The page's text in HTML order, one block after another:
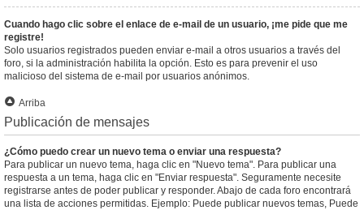
Cuando hago clic sobre el enlace de e-mail de un usuario, ¡me pide que me
registre!
Solo usuarios registrados pueden enviar e-mail a otros usuarios a través del
foro, si la administración habilita la opción. Esto es para prevenir el uso
malicioso del sistema de e-mail por usuarios anónimos.
Arriba
Publicación de mensajes
¿Cómo puedo crear un nuevo tema o enviar una respuesta?
Para publicar un nuevo tema, haga clic en "Nuevo tema". Para publicar una
respuesta a un tema, haga clic en "Enviar respuesta". Seguramente necesite
registrarse antes de poder publicar y responder. Abajo de cada foro encontrará
una lista de acciones permitidas. Ejemplo: Puede publicar nuevos temas, Puede